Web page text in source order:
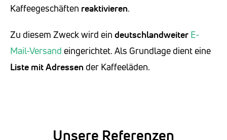
Kaffeegeschäften reaktivieren.
Zu diesem Zweck wird ein deutschlandweiter E-
Mail-Versand eingerichtet. Als Grundlage dient eine
Liste mit Adressen der Kaffeeläden.
Unsere Referenzen